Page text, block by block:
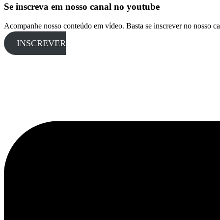
Se inscreva em nosso canal no youtube
Acompanhe nosso conteúdo em vídeo. Basta se inscrever no nosso
INSCREVER